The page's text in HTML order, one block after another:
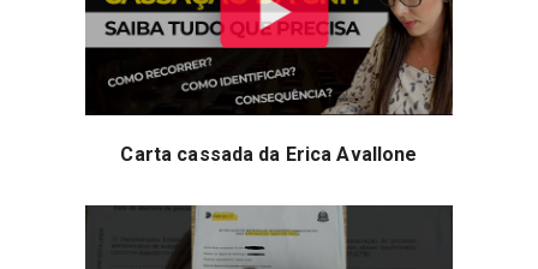
Carta cassada da Erica Avallone